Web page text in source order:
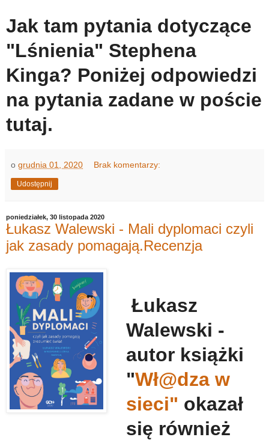
Jak tam pytania dotyczące
"Lśnienia" Stephena
Kinga? Poniżej odpowiedzi
na pytania zadane w poście
tutaj.
o grudnia 01, 2020 Brak komentarzy:
Udostępnij
poniedziałek, 30 listopada 2020
Łukasz Walewski - Mali dyplomaci czyli
jak zasady pomagają.Recenzja
Łukasz
Walewski -
autor książki
"Wł@dza w
sieci" okazał
się również